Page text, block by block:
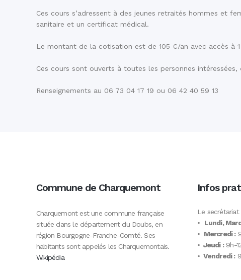
Ces cours s’adressent à des jeunes retraités hommes et
sanitaire et un certificat médical.
Le montant de la cotisation est de 105 €/an avec accès à
Ces cours sont ouverts à toutes les personnes
Renseignements au 06 73 04 17 19 ou 06 42 40 59 13
Commune de Charquemont
Charquemont est une commune française
située dans le département du Doubs, en
région Bourgogne-Franche-Comté. Ses
habitants sont appelés les Charquemontais.
Wikipédia
Infos
Le
• Lundi,
• Mercredi :
• Jeudi :9h-
• Vendredi :